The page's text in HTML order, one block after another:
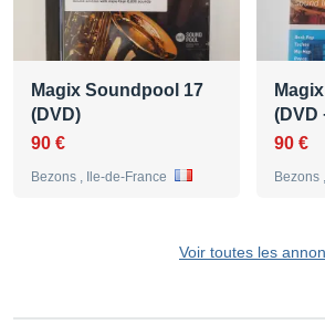
Magix Soundpool 17
(DVD)
90 €
Bezons , Ile-de-France
(DVD
90 €
Bezons
Voir toutes les